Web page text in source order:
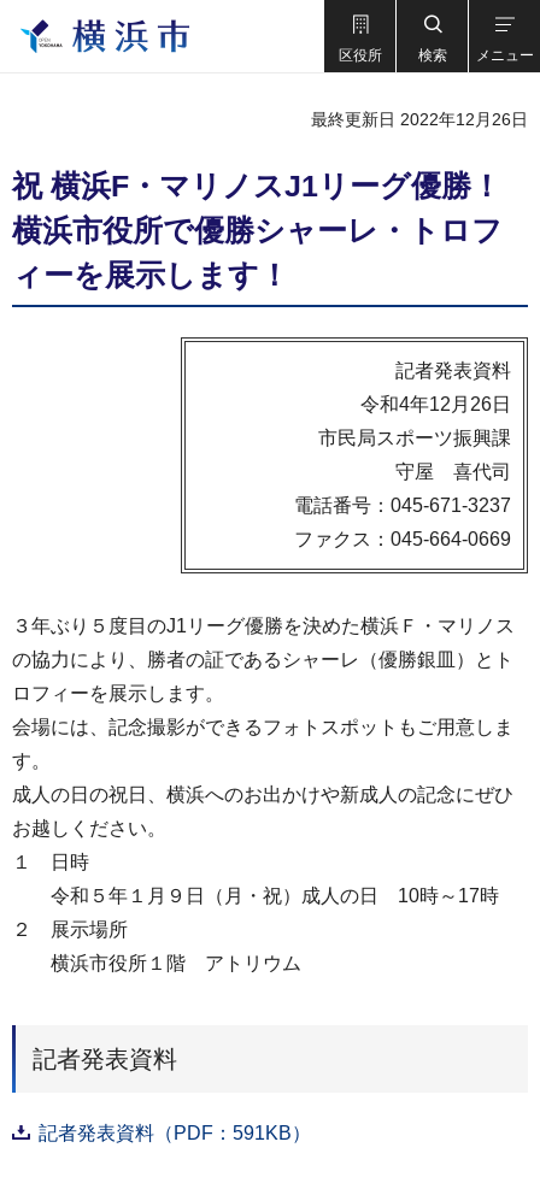
区役所 検索 メニュー
最終更新日 2022年12月26日
祝 横浜F・マリノスJ1リーグ優勝！
横浜市役所で優勝シャーレ・トロフ
ィーを展示します！
記者発表資料
令和4年12月26日
市民局スポーツ振興課
守屋 喜代司
電話番号：045-671-3237
ファクス：045-664-0669
３年ぶり５度目のJ1リーグ優勝を決めた横浜Ｆ・マリノス
の協力により、勝者の証であるシャーレ（優勝銀皿）とト
ロフィーを展示します。
会場には、記念撮影ができるフォトスポットもご用意しま
す。
成人の日の祝日、横浜へのお出かけや新成人の記念にぜひ
お越しください。
１ 日時
令和５年１月９日（月・祝）成人の日 10時～17時
２ 展示場所
横浜市役所１階 アトリウム
記者発表資料
記者発表資料（PDF：591KB）